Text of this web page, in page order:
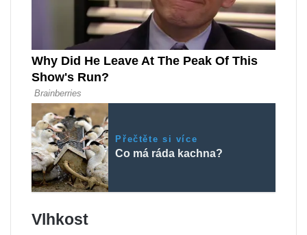
Přečtěte si více
Co má ráda kachna?
Vlhkost